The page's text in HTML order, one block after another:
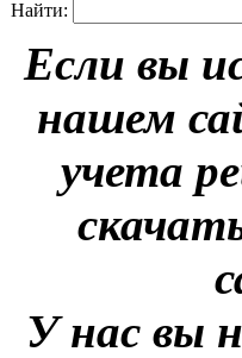
Найти:
Если вы
нашем
учета
У нас вы